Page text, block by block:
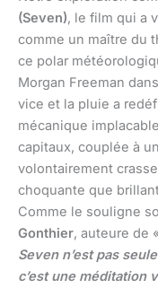
(Seven), le film qui a
comme un maître du
ce polar
Morgan Freeman
vice et la pluie a
mécanique
capitaux, couplée à
volontairement
choquante que
Comme le souligne
Gonthier, auteure de
Seven n’est pas
c’est une méditation